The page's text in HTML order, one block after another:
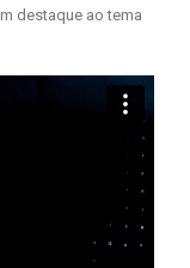
destaque ao tema